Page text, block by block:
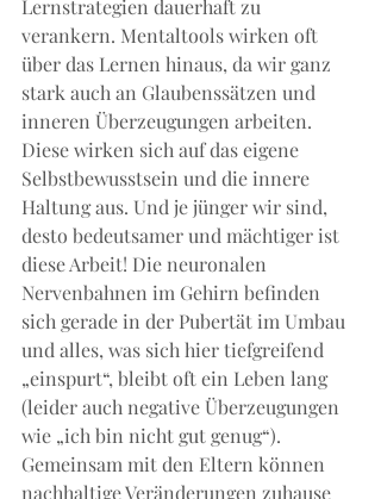
Lernstrategien dauerhaft zu
verankern. Mentaltools wirken oft
über das Lernen hinaus, da wir ganz
stark auch an Glaubenssätzen und
inneren Überzeugungen arbeiten.
Diese wirken sich auf das eigene
Selbstbewusstsein und die innere
Haltung aus. Und je jünger wir sind,
desto bedeutsamer und mächtiger ist
diese Arbeit! Die neuronalen
Nervenbahnen im Gehirn befinden
sich gerade in der Pubertät im Umbau
und alles, was sich hier tiefgreifend
„einspurt“, bleibt oft ein Leben lang
(leider auch negative Überzeugungen
wie „ich bin nicht gut genug“).
Gemeinsam mit den Eltern können
nachhaltige Veränderungen zuhause